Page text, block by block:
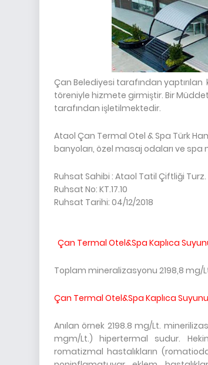
Çan Belediyesi tarafından yaptırılan
töreniyle hizmete girmiştir. Bir
tarafından işletilmektedir.
Ataol Çan Termal Otel & Spa Türk
banyoları, özel masaj odaları ve
Ruhsat Sahibi : Ataol Tatil Çiftliği Turz.
Ruhsat No: KT.17.10
Ruhsat Tarihi: 04/12/2018
Çan Termal Otel&Spa Kaplıca
Toplam mineralizasyonu 2198,8 mg/
Çan Termal Otel&Spa Kaplıca Suyu
Anılan örnek 2198.8 mg/Lt.
mgm/Lt.) hipertermal sudur.
romatizmal hastalıkların